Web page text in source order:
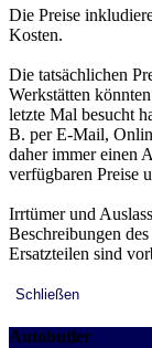
Die Preise
Kosten.
Die tatsächlichen
Werkstätten
letzte Mal besucht
B. per E-Mail,
daher immer einen
verfügbaren Preise
Irrtümer und
Beschreibungen
Ersatzteilen sind
Schließen
Autobutler